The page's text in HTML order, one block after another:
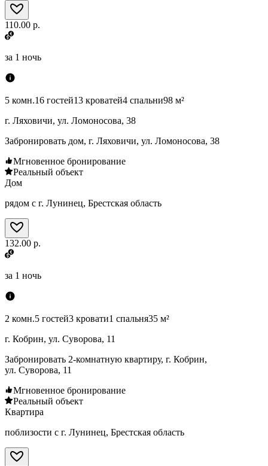
110.00 р.
за 1 ночь
5 комн.16 гостей13 кроватей4 спальни98 м²
г. Ляховичи, ул. Ломоносова, 38
Забронировать дом, г. Ляховичи, ул. Ломоносова, 38
Мгновенное бронирование
Реальный объект
Дом
рядом с г. Лунинец, Брестская область
132.00 р.
за 1 ночь
2 комн.5 гостей3 кровати1 спальня35 м²
г. Кобрин, ул. Суворова, 11
Забронировать 2-комнатную квартиру, г. Кобрин,
ул. Суворова, 11
Мгновенное бронирование
Реальный объект
Квартира
поблизости с г. Лунинец, Брестская область